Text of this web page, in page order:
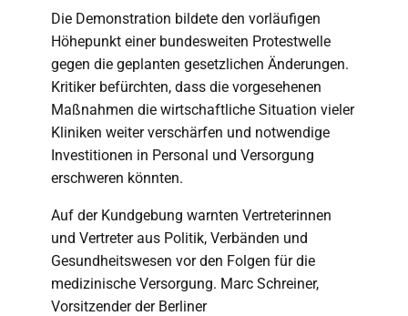
Die Demonstration bildete den vorläufigen
Höhepunkt einer bundesweiten Protestwelle
gegen die geplanten gesetzlichen Änderungen.
Kritiker befürchten, dass die vorgesehenen
Maßnahmen die wirtschaftliche Situation vieler
Kliniken weiter verschärfen und notwendige
Investitionen in Personal und Versorgung
erschweren könnten.
Auf der Kundgebung warnten Vertreterinnen
und Vertreter aus Politik, Verbänden und
Gesundheitswesen vor den Folgen für die
medizinische Versorgung. Marc Schreiner,
Vorsitzender der Berliner